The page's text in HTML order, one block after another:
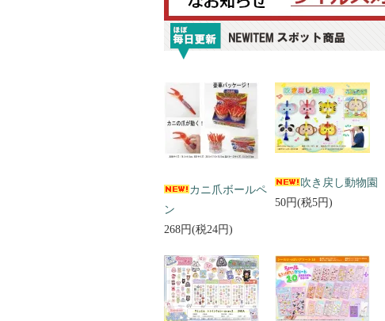
カニ爪ボールペ
ン
268円(税24円)
吹き戻し動物園
50円(税5円)